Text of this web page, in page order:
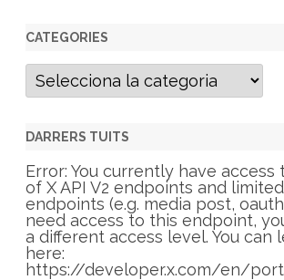
CATEGORIES
C
t
g
r
i
e
s
DARRERS TUITS
Error: You currently have access
of X API V2 endpoints and limited
endpoints (e.g. media post,
need access to this endpoint,
a different access level. You can
here:
https://developer.x.com/en/